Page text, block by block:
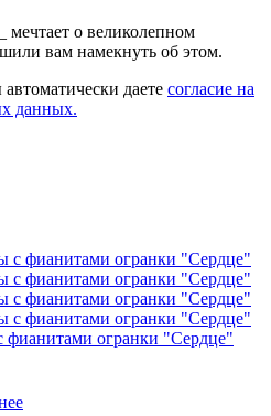
мечтает о великолепном
вам намекнуть об этом.
даете согласие на
данных.
фианитами огранки "Сердце"